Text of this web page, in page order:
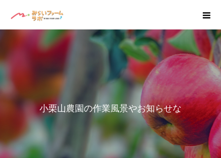
小栗山農園の作業風景やお知らせなど